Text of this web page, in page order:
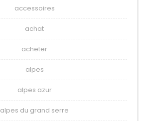
accessoires
achat
acheter
alpes
alpes azur
alpes du grand serre